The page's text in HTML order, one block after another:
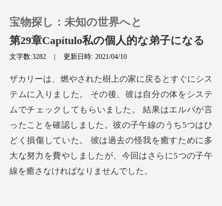
0
チャージ
閲覧履歴
ログアウトします
宝物探し：未知の世界へと
第29章Capítulo私の個人的な弟子になる
文字数:3282 |更新日時: 2021/04/10
クしてもらいました。 結果はエルバが言
ったことを確認しました。彼の子午線のうち5つはひ
どく損傷していた。